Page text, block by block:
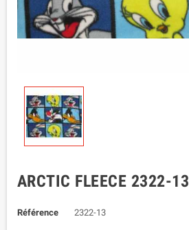
ARCTIC FLEECE 2322-13
Référence 2322-13